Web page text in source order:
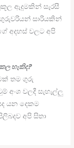
ඇදුමකින් සැරසී
සාරියකින්
අදහස් වලට අපි
හැකිද?
තම ගුරු
අංශ වලදී සැහැල්ලු
යන දෙකම
අපි සිතා